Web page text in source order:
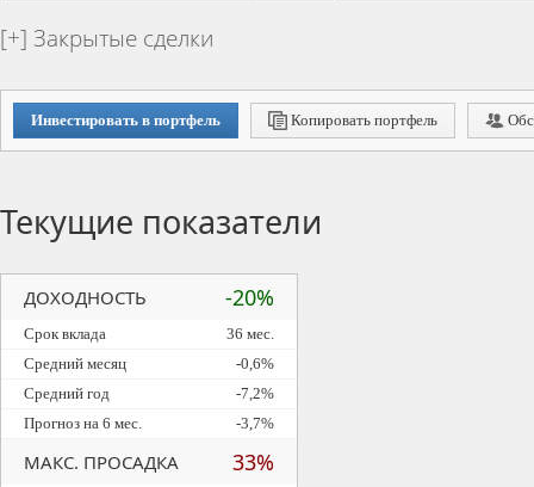
Закрытые сделки
Инвестировать в портфель Копировать портфель
Текущие показатели
ДОХОДНОСТЬ -20%
Срок вклада
36 мес.
Средний месяц
-0,6%
Средний год
-7,2%
Прогноз на 6 мес.
-3,7%
МАКС. ПРОСАДКА 33%